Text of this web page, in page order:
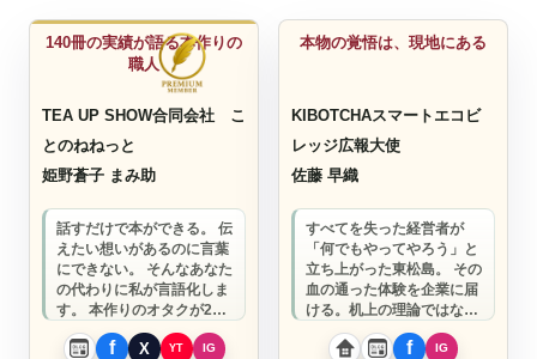
140冊の実績が語る本作りの
職人
TEA UP SHOW合同会社 こ
とのねねっと
姫野蒼子 まみ助
話すだけで本ができる。 伝
えたい想いがあるのに言葉
にできない。 そんなあなた
の代わりに私が言語化しま
す。 本作りのオタクが20
年の経験であなたの言葉を
見つけます…
本物の覚悟は、現地にある
KIBOTCHAスマートエコビ
レッジ広報大使
佐藤 早織
すべてを失った経営者が
「何でもやってやろう」と
立ち上がった東松島。 その
血の通った体験を企業に届
ける。机上の理論ではな
い、 本当に強い組織をつく
る覚悟を、京都と…